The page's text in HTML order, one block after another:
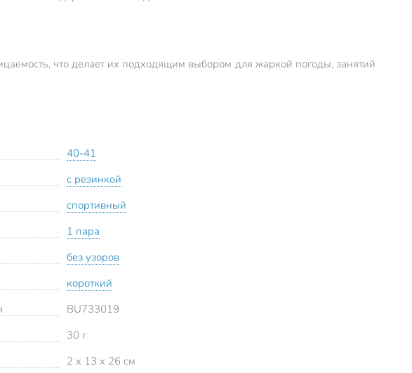
что делает их подходящим выбором для жаркой погоды, занятий
40-41
с резинкой
спортивный
1 пара
без узоров
короткий
BU733019
30 г
2 x 13 x 26 см